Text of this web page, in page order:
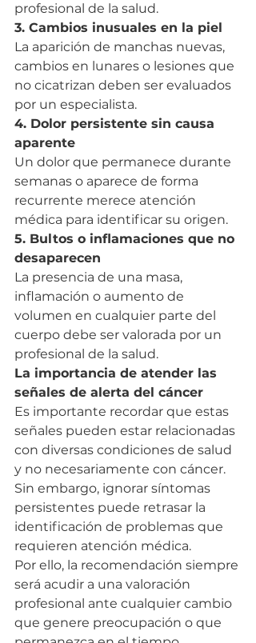
profesional de la salud.
3. Cambios inusuales en la piel
La aparición de manchas nuevas,
cambios en lunares o lesiones que
no cicatrizan deben ser evaluados
por un especialista.
4. Dolor persistente sin causa
aparente
Un dolor que permanece durante
semanas o aparece de forma
recurrente merece atención
médica para identificar su origen.
5. Bultos o inflamaciones que no
desaparecen
La presencia de una masa,
inflamación o aumento de
volumen en cualquier parte del
cuerpo debe ser valorada por un
profesional de la salud.
La importancia de atender las
señales de alerta del cáncer
Es importante recordar que estas
señales pueden estar relacionadas
con diversas condiciones de salud
y no necesariamente con cáncer.
Sin embargo, ignorar síntomas
persistentes puede retrasar la
identificación de problemas que
requieren atención médica.
Por ello, la recomendación siempre
será acudir a una valoración
profesional ante cualquier cambio
que genere preocupación o que